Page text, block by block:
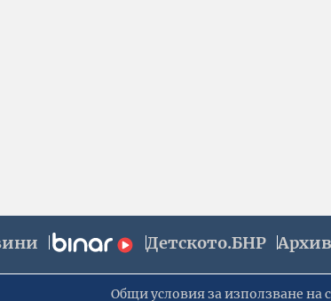
Детското.БНР
Общи условия за използване на